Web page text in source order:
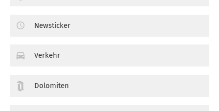
Newsticker
Verkehr
Dolomiten